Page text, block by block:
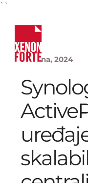
``
19. Juna, 2024